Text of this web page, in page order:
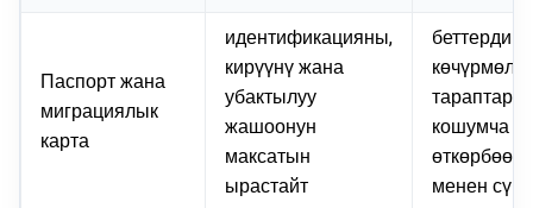
Паспорт жана
миграциялык
карта
идентификацияны,
кирүүнү жана
убактылуу
жашоонун
максатын
ырастайт
беттердин
тараптарга
кошумча
өткөрбөө
менен